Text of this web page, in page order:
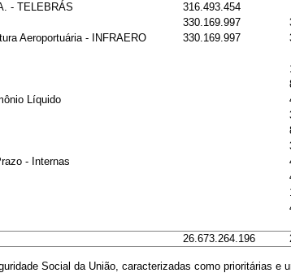
- TELEBRÁS
316.493.454
330.169.997
Aeroportuária - INFRAERO
330.169.997
Líquido
- Internas
26.673.264.196
Social da União, caracterizadas como prioritárias e